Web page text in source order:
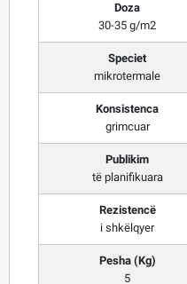
Doza
30-35 g/m2
Speciet
mikrotermale
Konsistenca
grimcuar
Publikim
të planifikuara
Rezistencë
i shkëlqyer
Pesha (Kg)
5